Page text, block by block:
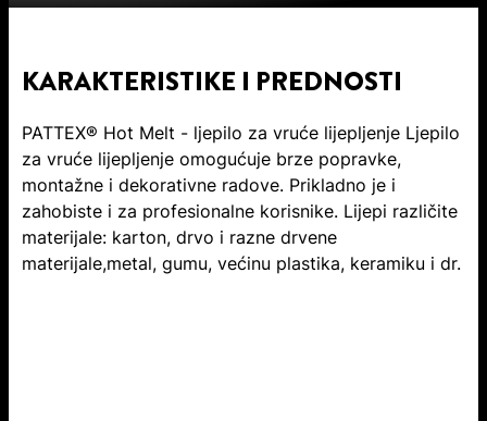
KARAKTERISTIKE I PREDNOSTI
PATTEX® Hot Melt - ljepilo za vruće lijepljenje Ljepilo
za vruće lijepljenje omogućuje brze popravke,
montažne i dekorativne radove. Prikladno je i
zahobiste i za profesionalne korisnike. Lijepi različite
materijale: karton, drvo i razne drvene
materijale,metal, gumu, većinu plastika, keramiku i dr.